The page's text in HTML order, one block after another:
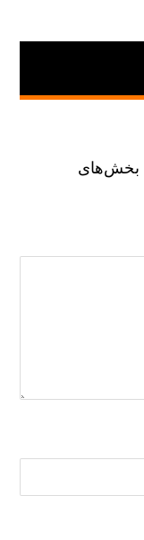
بخش‌های